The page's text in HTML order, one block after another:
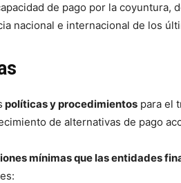
de pago por la coyuntura,
nacional e internacional de los
políticas y procedimientos para el
de alternativas de pago
mínimas que las entidades